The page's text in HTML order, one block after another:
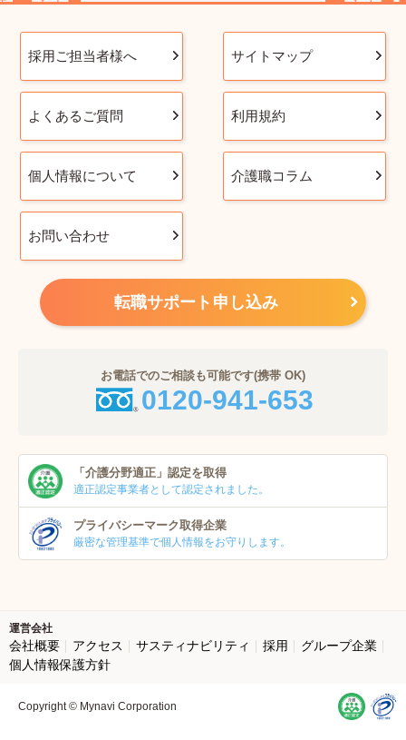
採用ご担当者様へ サイトマップ
よくあるご質問 利用規約
個人情報について 介護職コラム
お問い合わせ
転職サポート申し込み
お電話でのご相談も可能です(携帯 OK)
0120-941-653
「介護分野適正」 認定を取得
適正認定事業者として認定されました。
プライバシーマーク取得企業
厳密な管理基準で個人情報をお守りします。
運営会社
会社概要 アクセス サスティナビリティ 採用
グループ企業
個人情報保護方針
Copyright © Mynavi Corporation